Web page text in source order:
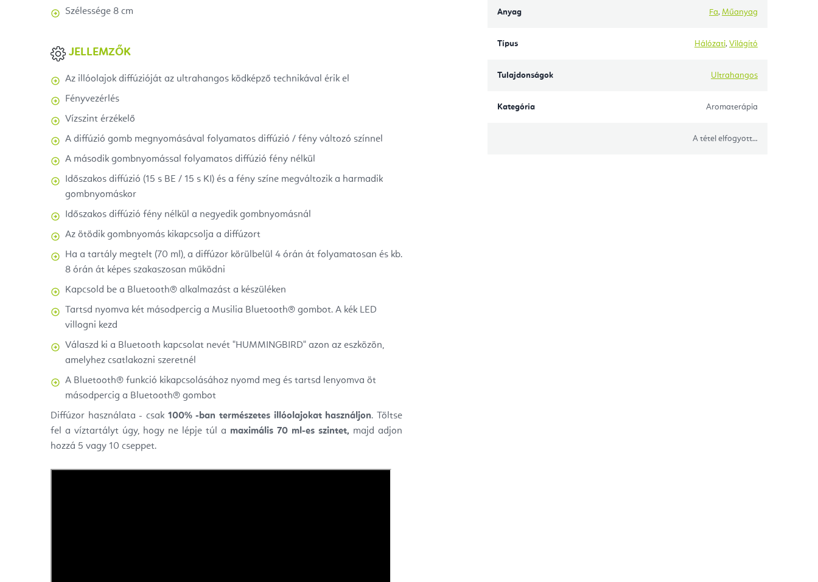
Szélessége 8 cm
JELLEMZŐK
Az illóolajok diffúzióját az ultrahangos ködképző technikával érik el
Fényvezérlés
Vízszint érzékelő
A diffúzió gomb megnyomásával folyamatos diffúzió / fény változó színnel
A második gombnyomással folyamatos diffúzió fény nélkül
Időszakos diffúzió (15 s BE / 15 s KI) és a fény színe megváltozik a harmadik
gombnyomáskor
Időszakos diffúzió fény nélkül a negyedik gombnyomásnál
Az ötödik gombnyomás kikapcsolja a diffúzort
Ha a tartály megtelt (70 ml), a diffúzor körülbelül 4 órán át folyamatosan és kb.
8 órán át képes szakaszosan működni
Kapcsold be a Bluetooth® alkalmazást a készüléken
Tartsd nyomva két másodpercig a Musilia Bluetooth® gombot. A kék LED
villogni kezd
Válaszd ki a Bluetooth kapcsolat nevét "HUMMINGBIRD" azon az eszközön,
amelyhez csatlakozni szeretnél
A Bluetooth® funkció kikapcsolásához nyomd meg és tartsd lenyomva öt
másodpercig a Bluetooth® gombot
Diffúzor használata - csak 100% -ban természetes illóolajokat használjon. Töltse
fel a víztartályt úgy, hogy ne lépje túl a maximális 70 ml-es szintet, majd adjon
hozzá 5 vagy 10 cseppet.
Anyag Fa, Műanyag
Típus Hálózati, Világító
Tulajdonságok Ultrahangos
Kategória Aromaterápia
A tétel elfogyott…